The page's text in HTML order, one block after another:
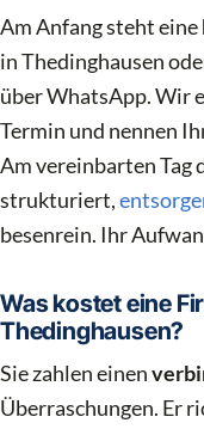
Am Anfang steht eine
in Thedinghausen
über WhatsApp. Wir
Termin und nennen
Am vereinbarten Tag
strukturiert,
besenrein. Ihr
Was kostet eine
Thedinghausen?
Sie zahlen einen
Überraschungen. Er